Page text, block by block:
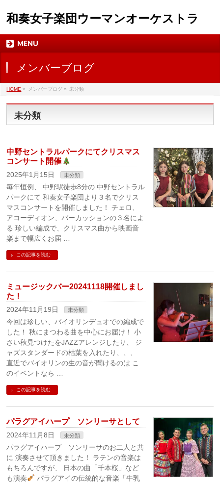
和奏女子楽団ウーマンオーケストラ
MENU
メンバーブログ
HOME » メンバーブログ » 未分類
未分類
中野セントラルパークにてクリスマス
コンサート開催
2025年1月15日 未分類
毎年恒例、 中野駅徒歩8分の 中野セントラル
パークにて 和奏女子楽団より３名でクリス
マスコンサートを開催しました！ チェロ、
アコーディオン、パーカッションの３名によ
る 珍しい編成で、クリスマス曲から映画音
楽まで幅広くお届 …
この記事を読む
ミュージックバー20241118開催しまし
た！
2024年11月19日 未分類
今回は珍しい、バイオリンデュオでの編成で
した！ 秋にまつわる曲を中心にお届け！ 小
さい秋見つけたをJAZZアレンジしたり、 ジ
ャズスタンダードの枯葉を入れたり、、、
直近でバイオリンの生の音が聞けるのは こ
のイベントなら …
この記事を読む
パラグアイハープ ソンリーサとして
2024年11月8日 未分類
パラグアイハープ ソンリーサのお二人と共
に 演奏させて頂きました！ ラテンの音楽は
もちろんですが、 日本の曲「千本桜」など
も演奏
パラグアイの伝統的な音楽「牛乳